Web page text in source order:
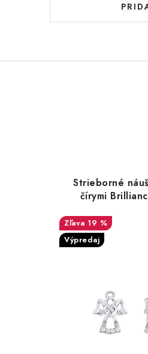
Strieborné
čírymi
19 %
Výpredaj